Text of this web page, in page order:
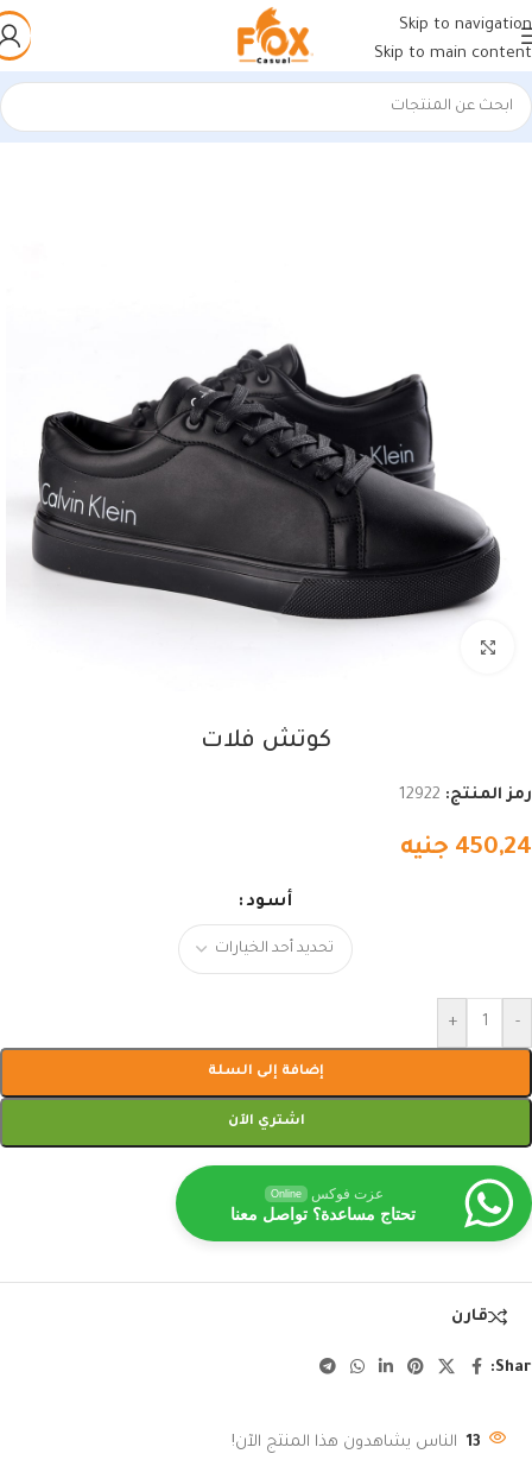
Skip to navigation
Skip to main content
الرئيسية/أحذية رجالي/كوتشي رجالي
كوتش فلات
رمز المنتج: 12922
450,24 جنيه
أسود
-
+
إضافة إلى السلة
اشتري الآن
عزت فوكس Online
تحتاج مساعدة؟ تواصل معنا
قارن
13 الناس يشاهدون هذا المنتج الآن!